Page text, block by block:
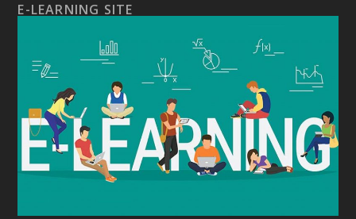
E-LEARNING SITE